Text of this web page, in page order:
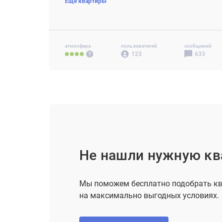
2-комн 49 м2
атмосфера пользователей
123
сообщений
633
Не нашли нужную
Мы поможем бесплатно подобрать
на максимально выгодных условиях.